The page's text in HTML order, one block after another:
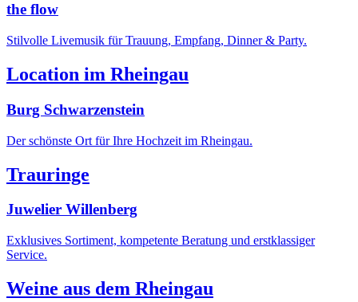
the flow
Stilvolle Livemusik für Trauung, Empfang, Dinner & Party.
Location im Rheingau
Burg Schwarzenstein
Der schönste Ort für Ihre Hochzeit im Rheingau.
Trauringe
Juwelier Willenberg
Exklusives Sortiment, kompetente Beratung und erstklassiger
Service.
Weine aus dem Rheingau